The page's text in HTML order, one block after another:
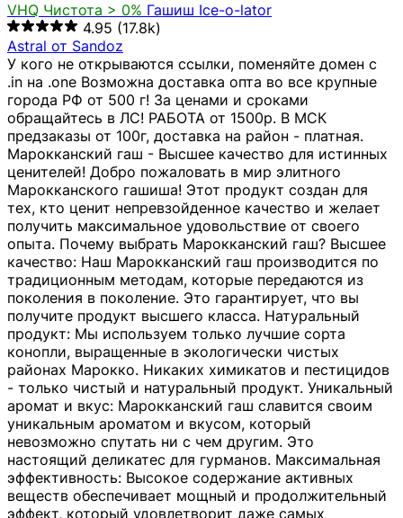
VHQ Чистота > 0% Гашиш Ice-o-lator
4.95 (17.8k)
Astral от Sandoz
У кого не открываются ссылки, поменяйте домен с
.in на .one Возможна доставка опта во все крупные
города РФ от 500 г! За ценами и сроками
обращайтесь в ЛС! РАБОТА от 1500р. В МСК
предзаказы от 100г, доставка на район - платная.
Марокканский гаш - Высшее качество для истинных
ценителей! Добро пожаловать в мир элитного
Марокканского гашиша! Этот продукт создан для
тех, кто ценит непревзойденное качество и желает
получить максимальное удовольствие от своего
опыта. Почему выбрать Марокканский гаш? Высшее
качество: Наш Марокканский гаш производится по
традиционным методам, которые передаются из
поколения в поколение. Это гарантирует, что вы
получите продукт высшего класса. Натуральный
продукт: Мы используем только лучшие сорта
конопли, выращенные в экологически чистых
районах Марокко. Никаких химикатов и пестицидов
- только чистый и натуральный продукт. Уникальный
аромат и вкус: Марокканский гаш славится своим
уникальным ароматом и вкусом, который
невозможно спутать ни с чем другим. Это
настоящий деликатес для гурманов. Максимальная
эффективность: Высокое содержание активных
веществ обеспечивает мощный и продолжительный
эффект, который удовлетворит даже самых